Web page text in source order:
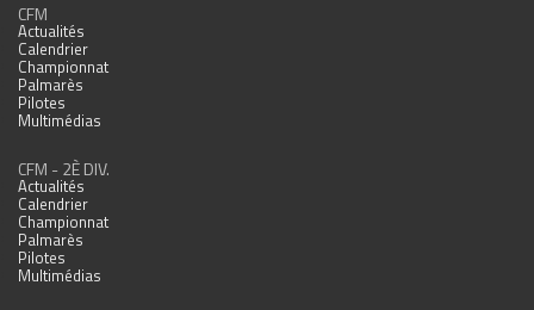
CFM
Actualités
Calendrier
Championnat
Palmarès
Pilotes
Multimédias
CFM - 2È DIV.
Actualités
Calendrier
Championnat
Palmarès
Pilotes
Multimédias